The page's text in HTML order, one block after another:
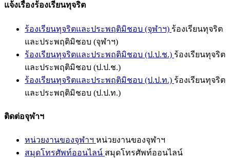
แจ้งเรื่องร้องเรียนทุจริต
ร้องเรียนทุจริตและประพฤติมิชอบ (จุฬาฯ) ร้องเรียนทุจริต
และประพฤติมิชอบ (จุฬาฯ)
ร้องเรียนทุจริตและประพฤติมิชอบ (ป.ป.ช.) ร้องเรียนทุจริต
และประพฤติมิชอบ (ป.ป.ช.)
ร้องเรียนทุจริตและประพฤติมิชอบ (ป.ป.ท.) ร้องเรียนทุจริต
และประพฤติมิชอบ (ป.ป.ท.)
ติดต่อจุฬาฯ
หน่วยงานของจุฬาฯ หน่วยงานของจุฬาฯ
สมุดโทรศัพท์ออนไลน์ สมุดโทรศัพท์ออนไลน์